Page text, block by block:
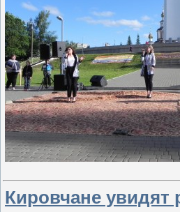
Кировчане увидят